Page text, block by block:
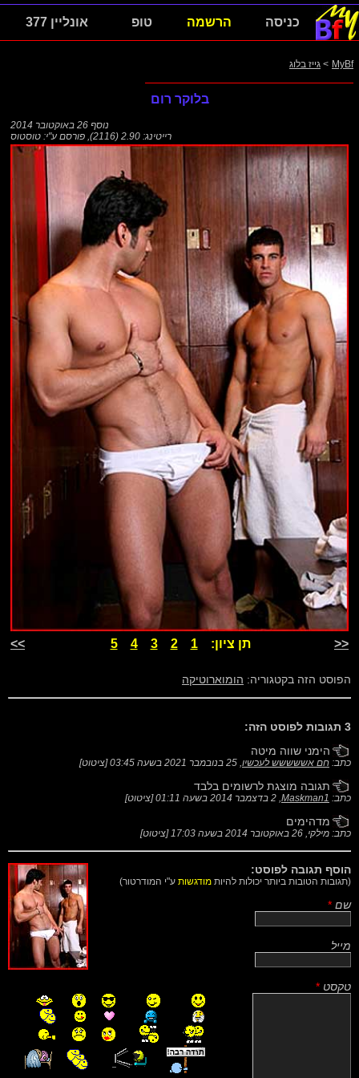
כניסה הרשמה טופ אונליין 377
MyBf
> גייז בלוג
בלוקר רום
נוסף 26 באוקטובר 2014
רייטינג: 2.90 (2116)
, פורסם ע"י: טוסטוס
<< תן ציון:1
2
3
4
5
>>
הפוסט הזה בקטגוריה: הומוארוטיקה
3 תגובות לפוסט הזה:
הימני שווה מיטה
כתב: חם אששששש לעכשיו, 25 בנובמבר 2021 בשעה 03:45 [ציטוט]
תגובה מוצגת לרשומים בלבד
כתב: Maskman1
, 2 בדצמבר 2014 בשעה 01:11 [ציטוט]
מדהימים
כתב: מילקי, 26 באוקטובר 2014 בשעה 17:03 [ציטוט]
הוסף תגובה לפוסט:
(תגובות הטובות ביותר יכולות להיות מודגשות ע"י המודרטור)
שם *
מייל
טקסט *